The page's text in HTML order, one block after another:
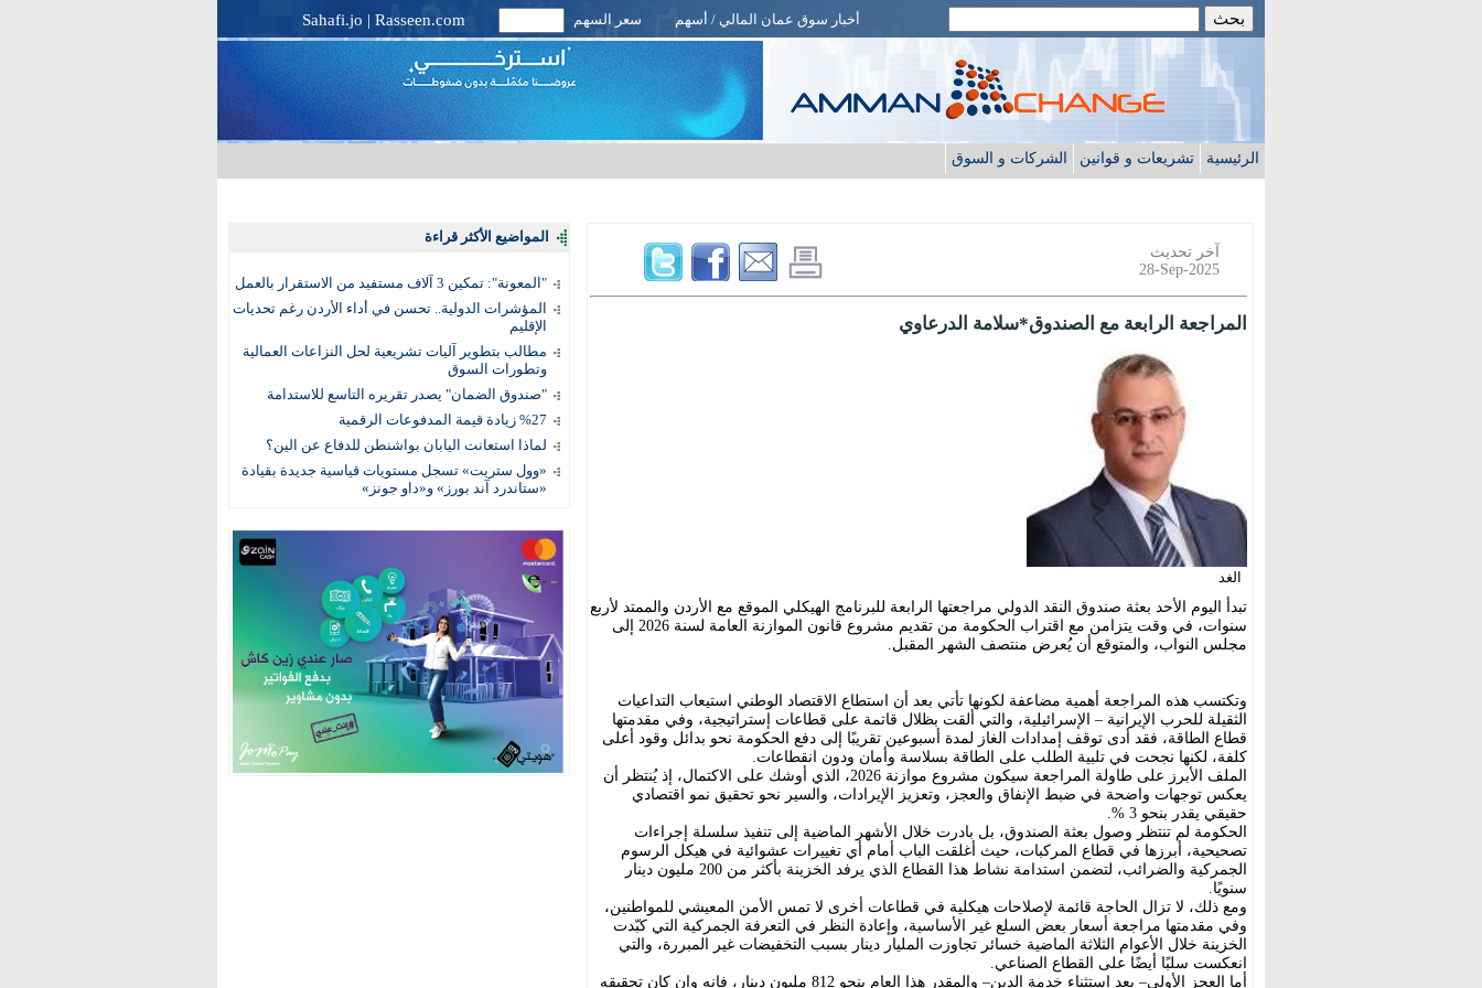
أخبار سوق عمان المالي / أسهم سعر السهم Sahafi.jo | Rasseen.com
الرئيسية تشريعات و قوانين الشركات و السوق
المواضيع الأكثر قراءة
"المعونة": تمكين 3 آلاف مستفيد من الاستقرار بالعمل
المؤشرات الدولية.. تحسن في أداء الأردن رغم تحديات
الإقليم
مطالب بتطوير آليات تشريعية لحل النزاعات العمالية
وتطورات السوق
"صندوق الضمان" يصدر تقريره التاسع للاستدامة
%27 زيادة قيمة المدفوعات الرقمية
لماذا استعانت اليابان بواشنطن للدفاع عن الين؟
«وول ستريت» تسجل مستويات قياسية جديدة بقيادة
«ستاندرد آند بورز» و«داو جونز»
آخر تحديث
28-Sep-2025
المراجعة الرابعة مع الصندوق*سلامة الدرعاوي
الغد
تبدأ اليوم الأحد بعثة صندوق النقد الدولي مراجعتها الرابعة للبرنامج الهيكلي الموقع مع الأردن والممتد لأربع
سنوات، في وقت يتزامن مع اقتراب الحكومة من تقديم مشروع قانون الموازنة العامة لسنة 2026 إلى
مجلس النواب، والمتوقع أن يُعرض منتصف الشهر المقبل.
وتكتسب هذه المراجعة أهمية مضاعفة لكونها تأتي بعد أن استطاع الاقتصاد الوطني استيعاب التداعيات
الثقيلة للحرب الإيرانية – الإسرائيلية، والتي ألقت بظلال قاتمة على قطاعات إستراتيجية، وفي مقدمتها
قطاع الطاقة، فقد أدى توقف إمدادات الغاز لمدة أسبوعين تقريبًا إلى دفع الحكومة نحو بدائل وقود أعلى
كلفة، لكنها نجحت في تلبية الطلب على الطاقة بسلاسة وأمان ودون انقطاعات.
الملف الأبرز على طاولة المراجعة سيكون مشروع موازنة 2026، الذي أوشك على الاكتمال، إذ يُنتظر أن
يعكس توجهات واضحة في ضبط الإنفاق والعجز، وتعزيز الإيرادات، والسير نحو تحقيق نمو اقتصادي
حقيقي يقدر بنحو 3 %.
الحكومة لم تنتظر وصول بعثة الصندوق، بل بادرت خلال الأشهر الماضية إلى تنفيذ سلسلة إجراءات
تصحيحية، أبرزها في قطاع المركبات، حيث أغلقت الباب أمام أي تغييرات عشوائية في هيكل الرسوم
الجمركية والضرائب، لتضمن استدامة نشاط هذا القطاع الذي يرفد الخزينة بأكثر من 200 مليون دينار
سنويًا.
ومع ذلك، لا تزال الحاجة قائمة لإصلاحات هيكلية في قطاعات أخرى لا تمس الأمن المعيشي للمواطنين،
وفي مقدمتها مراجعة أسعار بعض السلع غير الأساسية، وإعادة النظر في التعرفة الجمركية التي كبّدت
الخزينة خلال الأعوام الثلاثة الماضية خسائر تجاوزت المليار دينار بسبب التخفيضات غير المبررة، والتي
انعكست سلبًا أيضًا على القطاع الصناعي.
أما العجز الأولي– بعد استثناء خدمة الدين– والمقدر هذا العام بنحو 812 مليون دينار، فإنه وإن كان تحقيقه